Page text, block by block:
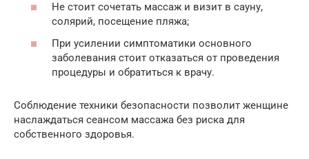
Не стоит сочетать массаж и визит в сауну,
солярий, посещение пляжа;
При усилении симптоматики основного
заболевания стоит отказаться от проведения
процедуры и обратиться к врачу.
Соблюдение техники безопасности позволит женщине
наслаждаться сеансом массажа без риска для
собственного здоровья.